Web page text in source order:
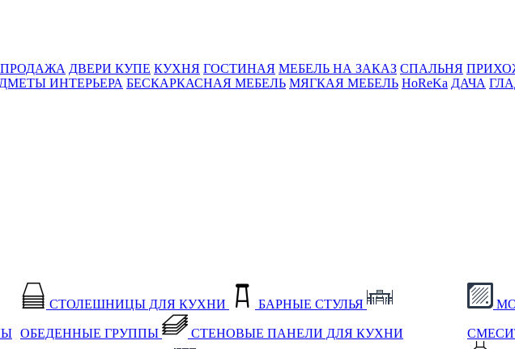
ДВЕРИ КУПЕ КУХНЯ ГОСТИНАЯ МЕБЕЛЬ НА ЗАКАЗ СПАЛЬНЯ
ИНТЕРЬЕРА БЕСКАРКАСНАЯ МЕБЕЛЬ МЯГКАЯ МЕБЕЛЬ HoReKa ДАЧА
СТОЛЕШНИЦЫ ДЛЯ КУХНИ БАРНЫЕ СТУЛЬЯ
ОБЕДЕННЫЕ ГРУППЫ СТЕНОВЫЕ ПАНЕЛИ ДЛЯ КУХНИ